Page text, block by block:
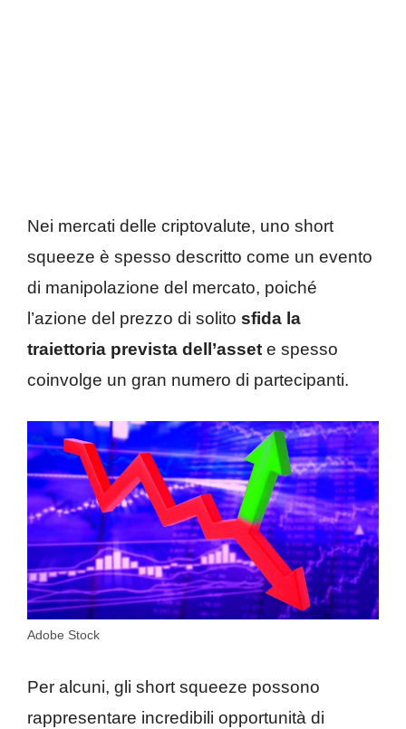
Nei mercati delle criptovalute, uno short
squeeze è spesso descritto come un evento
di manipolazione del mercato, poiché
l’azione del prezzo di solito sfida la
traiettoria prevista dell’asset e spesso
coinvolge un gran numero di partecipanti.
Adobe Stock
Per alcuni, gli short squeeze possono
rappresentare incredibili opportunità di